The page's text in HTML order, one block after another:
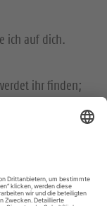
ich auf dich.
ihr finden;